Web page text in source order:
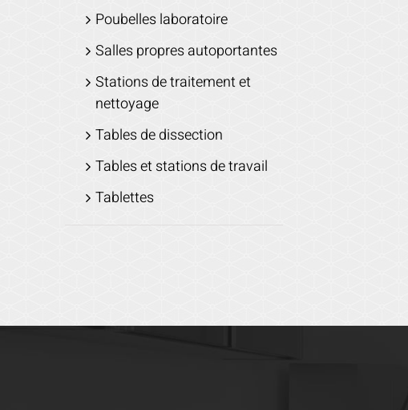
Poubelles laboratoire
Salles propres autoportantes
Stations de traitement et
nettoyage
Tables de dissection
Tables et stations de travail
Tablettes